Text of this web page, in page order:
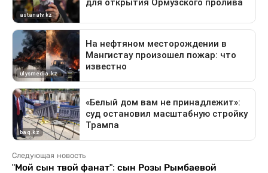
Следующая новость
"Мой сын твой фанат": сын Розы Рымбаевой